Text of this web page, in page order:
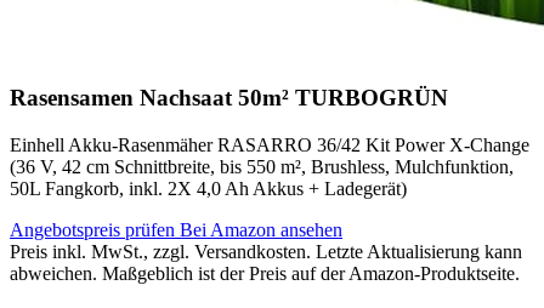
Rasensamen Nachsaat 50m² TURBOGRÜN
Einhell Akku-Rasenmäher RASARRO 36/42 Kit Power X-Change
(36 V, 42 cm Schnittbreite, bis 550 m², Brushless, Mulchfunktion,
50L Fangkorb, inkl. 2X 4,0 Ah Akkus + Ladegerät)
Angebotspreis prüfen Bei Amazon ansehen
Preis inkl. MwSt., zzgl. Versandkosten. Letzte Aktualisierung kann
abweichen. Maßgeblich ist der Preis auf der Amazon-Produktseite.